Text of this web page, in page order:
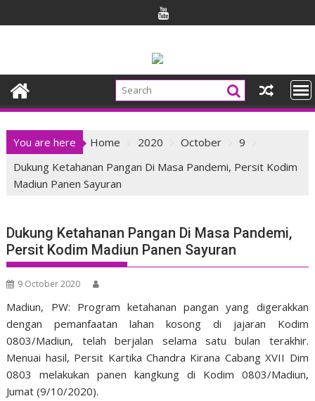
to
You are here Home 2020 October
9
Dukung Ketahanan Pangan Di Masa Pandemi, Persit Kodim
Madiun Panen Sayuran
Dukung Ketahanan Pangan Di Masa Pandemi,
Persit Kodim Madiun Panen Sayuran
9 October 2020
Madiun, PW: Program ketahanan pangan yang digerakkan
dengan pemanfaatan lahan kosong di jajaran Kodim
0803/Madiun, telah berjalan selama satu bulan terakhir.
Menuai hasil, Persit Kartika Chandra Kirana Cabang XVII Dim
0803 melakukan panen kangkung di Kodim 0803/Madiun,
Jumat (9/10/2020).